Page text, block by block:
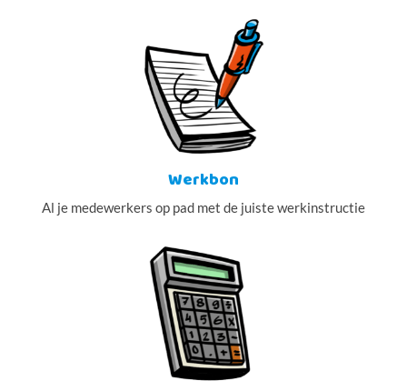
Werkbon
Al je medewerkers op pad met de juiste werkinstructie